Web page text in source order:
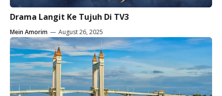
Drama Langit Ke Tujuh Di TV3
Mein Amorim — August 26, 2025